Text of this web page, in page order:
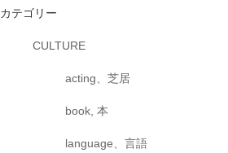
カテゴリー
CULTURE
acting、芝居
book, 本
language、言語